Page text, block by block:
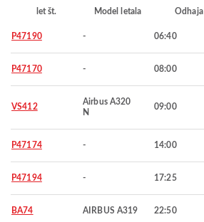
let št. Model letala Odhaja
P47190 - 06:40
P47170 - 08:00
VS412
Airbus A320
N
09:00
P47174 - 14:00
P47194 - 17:25
BA74 AIRBUS A319 22:50